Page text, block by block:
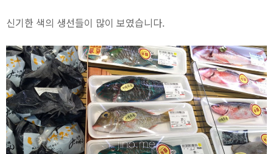
신기한 색의 생선들이 많이 보였습니다.